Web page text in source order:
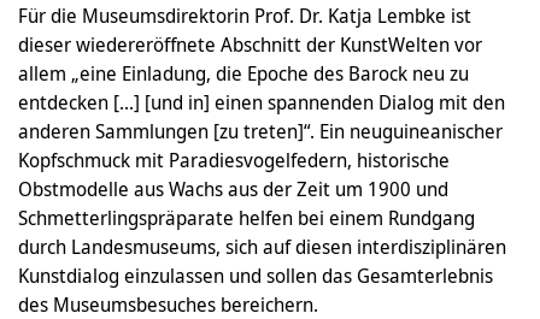
Für die Museumsdirektorin Prof. Dr. Katja Lembke ist
dieser wiedereröffnete Abschnitt der KunstWelten vor
allem „eine Einladung, die Epoche des Barock neu zu
entdecken [...] [und in] einen spannenden Dialog mit den
anderen Sammlungen [zu treten]“. Ein neuguineanischer
Kopfschmuck mit Paradiesvogelfedern, historische
Obstmodelle aus Wachs aus der Zeit um 1900 und
Schmetterlingspräparate helfen bei einem Rundgang
durch Landesmuseums, sich auf diesen interdisziplinären
Kunstdialog einzulassen und sollen das Gesamterlebnis
des Museumsbesuches bereichern.